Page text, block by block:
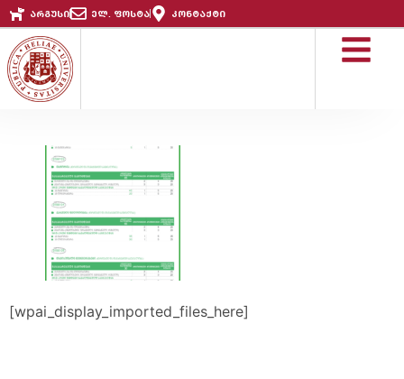
არგუსი ელ. ფოსტა კონტაქტი
[wpai_display_imported_files_here]